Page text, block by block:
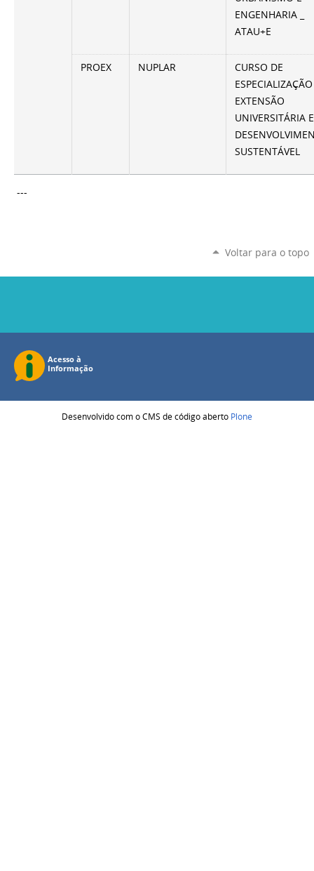
ENGENHARIA _
ATAU+E
PROEX NUPLAR
CURSO DE
EXTENSÃO
UNIVERSITÁRIA E
SUSTENTÁVEL
---
Voltar para o topo
Desenvolvido com o CMS de código aberto Plone